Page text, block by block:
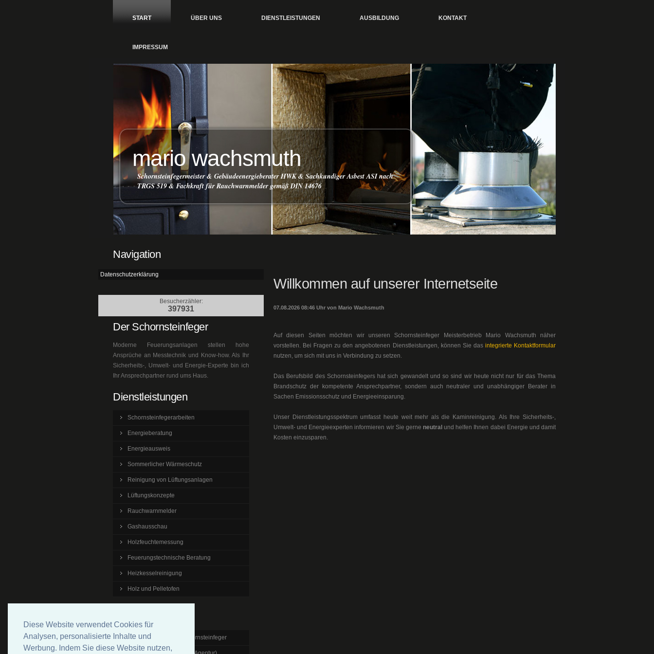
Diese Website verwendet Cookies für
Analysen, personalisierte Inhalte und
Werbung. Indem Sie diese Website nutzen,
START ÜBER UNS DIENSTLEISTUNGEN AUSBILDUNG KONTAKT
IMPRESSUM
mario wachsmuth
Schornsteinfegermeister & Gebäudeenergieberater HWK & Sachkundiger Asbest ASI nach
TRGS 519 & Fachkraft für Rauchwarnmelder gemäß DIN 14676
Willkommen auf unserer Internetseite
07.08.2026 08:46 Uhr von Mario Wachsmuth
Auf diesen Seiten möchten wir unseren Schornsteinfeger Meisterbetrieb Mario Wachsmuth näher
vorstellen. Bei Fragen zu den angebotenen Dienstleistungen, können Sie das integrierte Kontaktformular
nutzen, um sich mit uns in Verbindung zu setzen.
Das Berufsbild des Schornsteinfegers hat sich gewandelt und so sind wir heute nicht nur für das Thema
Brandschutz der kompetente Ansprechpartner, sondern auch neutraler und unabhängiger Berater in
Sachen Emissionsschutz und Energieeinsparung.
Unser Dienstleistungsspektrum umfasst heute weit mehr als die Kaminreinigung. Als Ihre Sicherheits-,
Umwelt- und Energieexperten informieren wir Sie gerne neutral und helfen Ihnen dabei Energie und damit
Kosten einzusparen.
Navigation
Datenschutzerklärung
Besucherzähler:
397931
Der Schornsteinfeger
Moderne Feuerungsanlagen stellen hohe
Ansprüche an Messtechnik und Know-how. Als Ihr
Sicherheits-, Umwelt- und Energie-Experte bin ich
Ihr Ansprechpartner rund ums Haus.
Dienstleistungen
Schornsteinfegerarbeiten
Energieberatung
Energieausweis
Sommerlicher Wärmeschutz
Reinigung von Lüftungsanlagen
Lüftungskonzepte
Rauchwarnmelder
Gashausschau
Holzfeuchtemessung
Feuerungstechnische Beratung
Heizkesselreinigung
Holz und Pelletofen
Bundesverband der Schornsteinfeger